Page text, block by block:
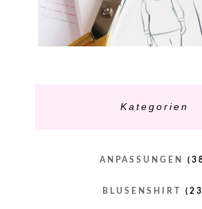
Kategorien
ANPASSUNGEN
BLUSENSHIRT